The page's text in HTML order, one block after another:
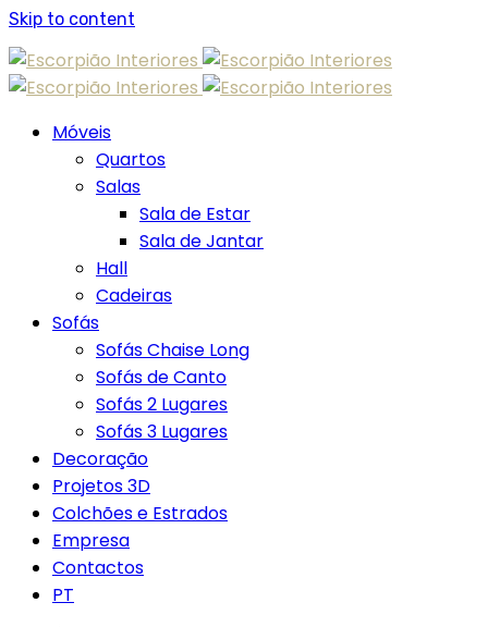
Skip to content
Móveis
Quartos
Salas
Sala de Estar
Sala de Jantar
Hall
Cadeiras
Sofás
Sofás Chaise Long
Sofás de Canto
Sofás 2 Lugares
Sofás 3 Lugares
Decoração
Projetos 3D
Colchões e Estrados
Empresa
Contactos
PT